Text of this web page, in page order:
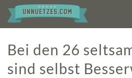
Bei den 26
sind selbst